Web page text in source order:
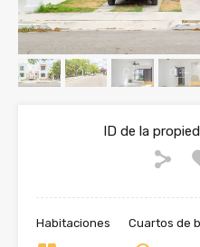
ID de la
Habitaciones Cuartos de